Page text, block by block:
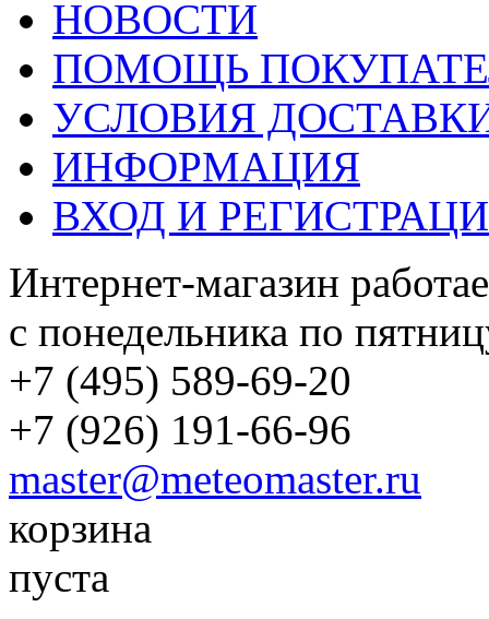
НОВОСТИ
ПОМОЩЬ
УСЛОВИЯ
ИНФОРМАЦИЯ
ВХОД И
Интернет-магазин
с понедельника по
+7 (495) 589-69-20
+7 (926) 191-66-96
master@meteomaster.ru
корзина
пуста